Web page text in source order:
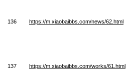
136 https://m.xiaobaibbs.com/news/62.html
137 https://m.xiaobaibbs.com/works/61.html